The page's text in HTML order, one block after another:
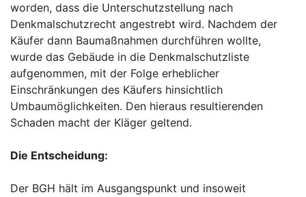
worden, dass die Unterschutzstellung nach
Denkmalschutzrecht angestrebt wird. Nachdem der
Käufer dann Baumaßnahmen durchführen wollte,
wurde das Gebäude in die Denkmalschutzliste
aufgenommen, mit der Folge erheblicher
Einschränkungen des Käufers hinsichtlich
Umbaumöglichkeiten. Den hieraus resultierenden
Schaden macht der Kläger geltend.
Die Entscheidung:
Der BGH hält im Ausgangspunkt und insoweit